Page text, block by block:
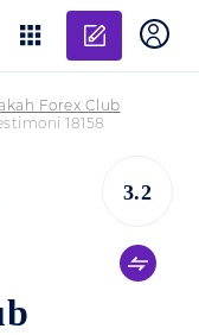
Forex Club
18158
3.2